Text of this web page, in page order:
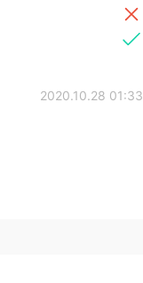
2020.10.28 01:33